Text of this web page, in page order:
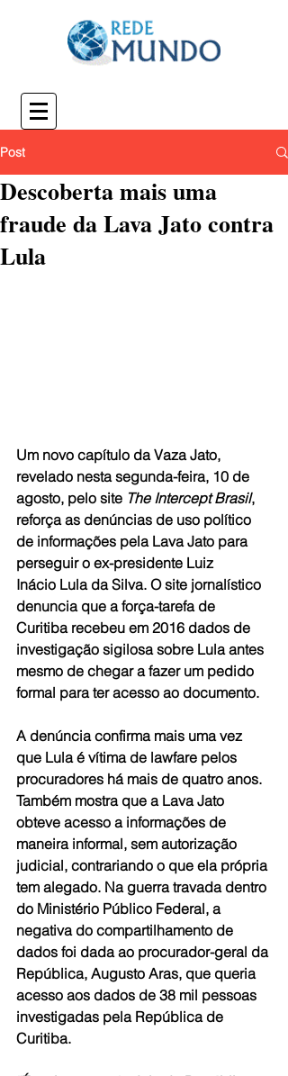
Post
Descoberta mais uma
fraude da Lava Jato contra
Lula
Um novo capítulo da Vaza Jato,
revelado nesta segunda-feira, 10 de
agosto, pelo site The Intercept Brasil,
reforça as denúncias de uso político
de informações pela Lava Jato para
perseguir o ex-presidente Luiz
Inácio Lula da Silva. O site jornalístico
denuncia que a força-tarefa de
Curitiba recebeu em 2016 dados de
investigação sigilosa sobre Lula antes
mesmo de chegar a fazer um pedido
formal para ter acesso ao documento.
A denúncia confirma mais uma vez
que Lula é vítima de lawfare pelos
procuradores há mais de quatro anos.
Também mostra que a Lava Jato
obteve acesso a informações de
maneira informal, sem autorização
judicial, contrariando o que ela própria
tem alegado. Na guerra travada dentro
do Ministério Público Federal, a
negativa do compartilhamento de
dados foi dada ao procurador-geral da
República, Augusto Aras, que queria
acesso aos dados de 38 mil pessoas
investigadas pela República de
Curitiba.